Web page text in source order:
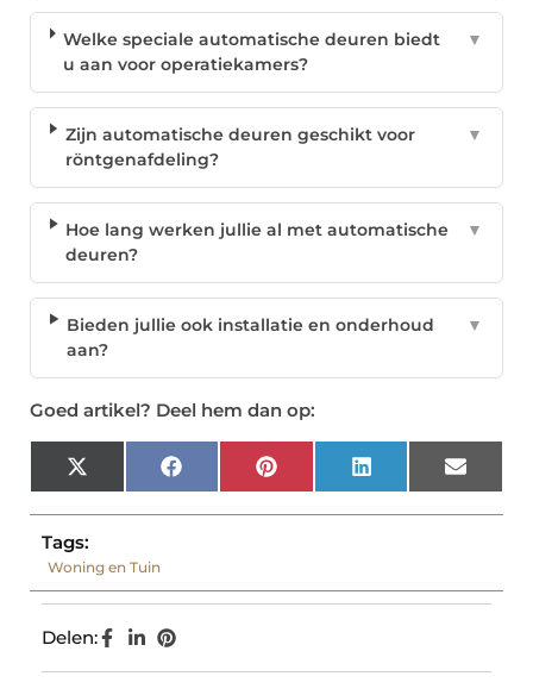
Welke speciale automatische deuren biedt
u aan voor operatiekamers?
▼
Zijn automatische deuren geschikt voor
röntgenafdeling?
▼
Hoe lang werken jullie al met automatische
deuren?
▼
Bieden jullie ook installatie en onderhoud
aan?
▼
Goed artikel? Deel hem dan op:
X
(Twitter)
Facebook Pinterest LinkedIn Email
Tags:
Woning en Tuin
Delen: